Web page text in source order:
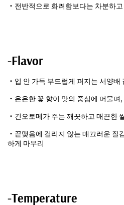
・전반적으로 화려함보다는 차분하
-Flavor
・입 안 가득 부드럽게 퍼지는 서양
・은은한 꽃 향이 맛의 중심에 머물
・긴오토메가 주는 깨끗하고 매끈한
・끝맺음에 걸리지 않는 매끄러운 질
하게 마무리
-Temperature